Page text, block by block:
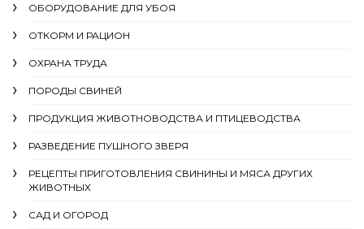
ОБОРУДОВАНИЕ ДЛЯ УБОЯ
ОТКОРМ И РАЦИОН
ОХРАНА ТРУДА
ПОРОДЫ СВИНЕЙ
ПРОДУКЦИЯ ЖИВОТНОВОДСТВА И ПТИЦЕВОДСТВА
РАЗВЕДЕНИЕ ПУШНОГО ЗВЕРЯ
РЕЦЕПТЫ ПРИГОТОВЛЕНИЯ СВИНИНЫ И МЯСА ДРУГИХ
ЖИВОТНЫХ
САД И ОГОРОД